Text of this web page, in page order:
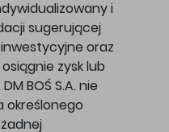
i
sugerującej
oraz
zysk lub
BOŚ S.A. nie
określonego